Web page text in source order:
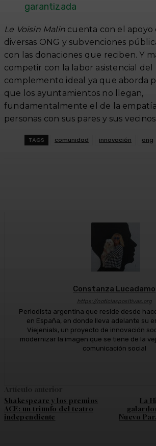
garantizada
Le Voisin Malin cuenta con el apoyo
diversas ONG y subvenciones
con las donaciones que reciben. Y
competir con la labor asistencial del
complemento ideal ya que aborda
que los ayuntamientos no llegan,
fundamentalmente el de la
personas con sus pares y sus vecinos.
TAGS comunidad innovación ong
Constanza Lucadamo
https://noticiaspositivas.org
Periodista argentina que reside desde
en España, en donde lleva adelante su
Viejenials, un proyecto de innovación
modernizar la imagen que se tiene de la
comunicación social
Shakespeare y los premios
ACE: un triunfo del teatro
independiente
La
Nuevo